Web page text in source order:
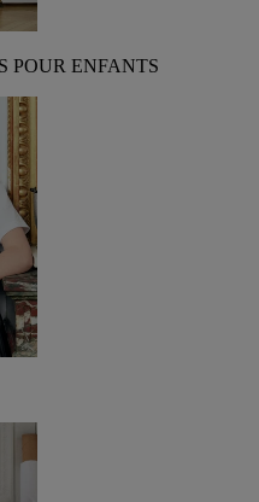
POUR ENFANTS